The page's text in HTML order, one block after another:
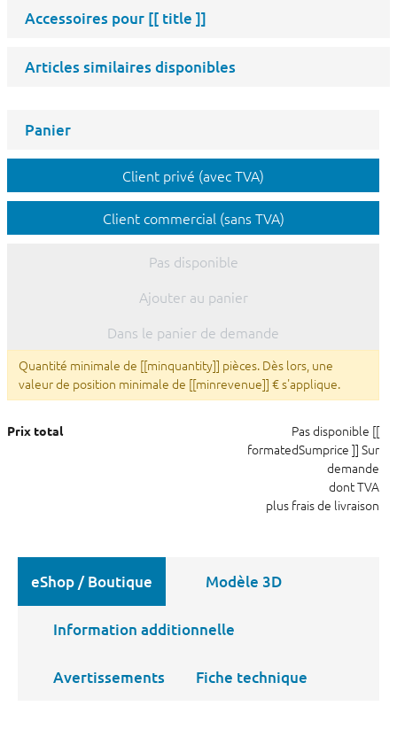
Accessoires pour [[ title ]]
Articles similaires disponibles
Panier
Client privé (avec TVA)
Client commercial (sans TVA)
Pas disponible
Ajouter au panier
Dans le panier de demande
Quantité minimale de [[minquantity]] pièces. Dès lors, une
valeur de position minimale de [[minrevenue]] € s'applique.
Prix total Pas disponible [[
formatedSumprice ]] Sur
demande
dont TVA
plus frais de livraison
eShop / Boutique Modèle 3D
Information additionnelle
Avertissements Fiche technique